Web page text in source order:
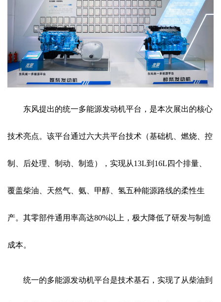
东风提出的统一多能源发动机平台，是本次展出的核心
技术亮点。该平台通过六大共平台技术（基础机、燃烧、控
制、后处理、制动、制造），实现从13L到16L四个排量、
覆盖柴油、天然气、氨、甲醇、氢五种能源路线的柔性生
产。其零部件通用率高达80%以上，极大降低了研发与制造
成本。
统一的多能源发动机平台是技术基石，实现了从柴油到